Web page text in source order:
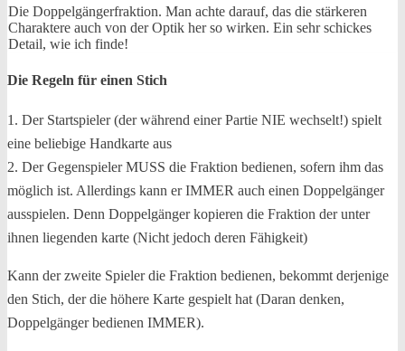
Die Doppelgängerfraktion. Man achte darauf, das die stärkeren
Charaktere auch von der Optik her so wirken. Ein sehr schickes
Detail, wie ich finde!
Die Regeln für einen Stich
1. Der Startspieler (der während einer Partie NIE wechselt!) spielt
eine beliebige Handkarte aus
2. Der Gegenspieler MUSS die Fraktion bedienen, sofern ihm das
möglich ist. Allerdings kann er IMMER auch einen Doppelgänger
ausspielen. Denn Doppelgänger kopieren die Fraktion der unter
ihnen liegenden karte (Nicht jedoch deren Fähigkeit)
Kann der zweite Spieler die Fraktion bedienen, bekommt derjenige
den Stich, der die höhere Karte gespielt hat (Daran denken,
Doppelgänger bedienen IMMER).